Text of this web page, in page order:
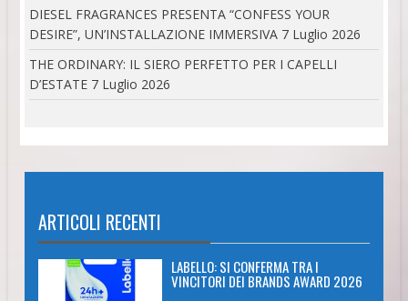
DIESEL FRAGRANCES PRESENTA “CONFESS YOUR
DESIRE”, UN’INSTALLAZIONE IMMERSIVA 7 Luglio 2026
THE ORDINARY: IL SIERO PERFETTO PER I CAPELLI
D’ESTATE 7 Luglio 2026
ARTICOLI RECENTI
LABELLO: SI CONFERMA TRA I
VINCITORI DEI BRANDS AWARD 2026